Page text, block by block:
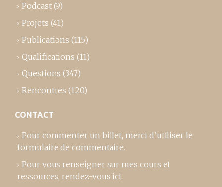
Podcast (9)
Projets (41)
Publications (115)
Qualifications (11)
Questions (347)
Rencontres (120)
CONTACT
Pour commenter un billet, merci d’utiliser le
formulaire de commentaire.
Pour vous renseigner sur mes cours et
ressources, rendez-vous ici.